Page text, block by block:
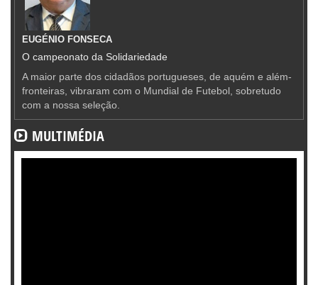
EUGÉNIO FONSECA
O campeonato da Solidariedade
A maior parte dos cidadãos portugueses, de aquém e além-
fronteiras, vibraram com o Mundial de Futebol, sobretudo
com a nossa seleção.
MULTIMÉDIA